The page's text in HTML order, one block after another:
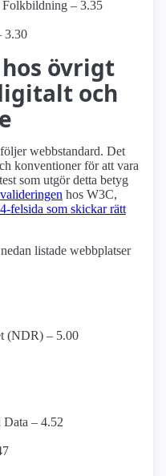
Folkbildning – 3.35
3.30
övrigt
och
webbstandard. Det
konventioner för att vara
som utgör detta betyg
hos W3C,
felsida som skickar rätt
listade webbplatser
(NDR) – 5.00
– 4.52